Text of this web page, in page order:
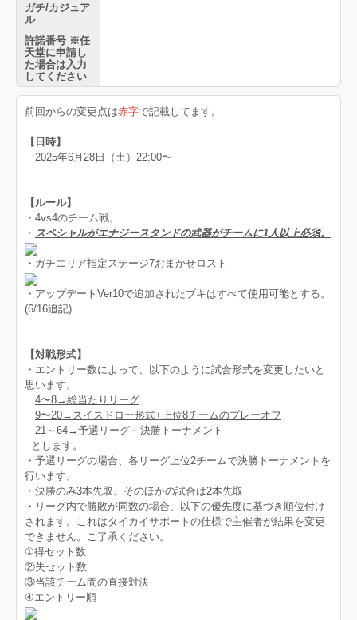
ガチ/カジュア
ル
許諾番号 ※任
天堂に申請し
た場合は入力
してください
前回からの変更点は赤字で記載してます。
【日時】
2025年6月28日（土）22:00〜
【ルール】
・4vs4のチーム戦。
・ スペシャルがエナジースタンドの武器がチームに1人以上必須。
・ガチエリア指定ステージ7おまかせロスト
・アップデートVer10で追加されたブキはすべて使用可能とする。
(6/16追記)
【対戦形式】
・エントリー数によって、以下のように試合形式を変更したいと
思います。
4〜8→総当たりリーグ
9〜20→スイスドロー形式+上位8チームのプレーオフ
21～64→予選リーグ＋決勝トーナメント
とします。
・予選リーグの場合、各リーグ上位2チームで決勝トーナメントを
行います。
・決勝のみ3本先取。そのほかの試合は2本先取
・リーグ内で勝敗が同数の場合、以下の優先度に基づき順位付け
されます。これはタイカイサポートの仕様で主催者が結果を変更
できません。ご了承ください。
①得セット数
②失セット数
③当該チーム間の直接対決
④エントリー順